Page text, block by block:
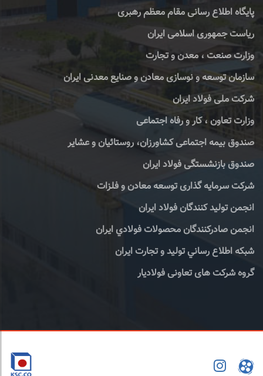
پایگاه اطلاع رسانی مقام معظم رهبری
ریاست جمهوری اسلامی ایران
وزارت صنعت ، معدن و تجارت
سازمان توسعه و نوسازی معادن و صنایع معدنی ایران
شرکت ملی فولاد ایران
وزارت تعاون ، کار و رفاه اجتماعی
صندوق بیمه اجتماعی کشاورزان، روستائیان و عشایر
صندوق بازنشستگی فولاد ایران
شرکت سرمایه گذاری توسعه معادن و فلزات
انجمن تولید کنندگان فولاد ایران
انجمن صادركنندگان محصولات فولادي ايران
شبكه اطلاع رساني توليد و تجارت ايران
گروه شرکت های تعاونی فولادیار